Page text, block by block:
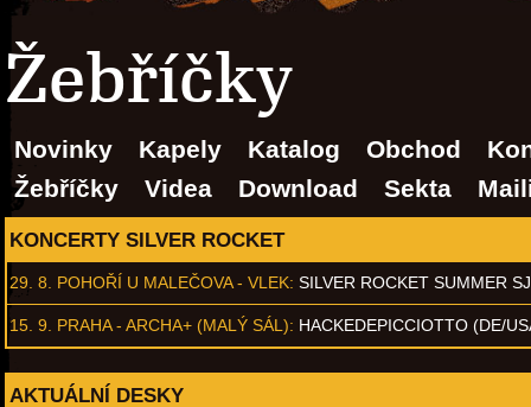
Žebříčky
Novinky Kapely Katalog Obchod
Žebříčky
Videa Download Sekta
KONCERTY SILVER ROCKET
29. 8. POHOŘÍ U MALEČOVA - VLEK: SILVER ROCKET SUMMER
15. 9. PRAHA - ARCHA+ (MALÝ SÁL): HACKEDEPICCIOTTO (DE/
AKTUÁLNÍ DESKY